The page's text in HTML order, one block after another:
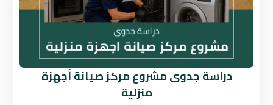
دراسة جدوى مشروع مركز صيانة أجهزة
منزلية